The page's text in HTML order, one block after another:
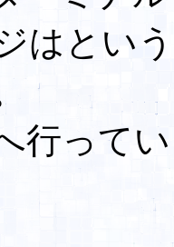
はとい
行って